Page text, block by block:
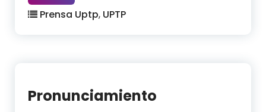
Prensa Uptp, UPTP
Pronunciamiento